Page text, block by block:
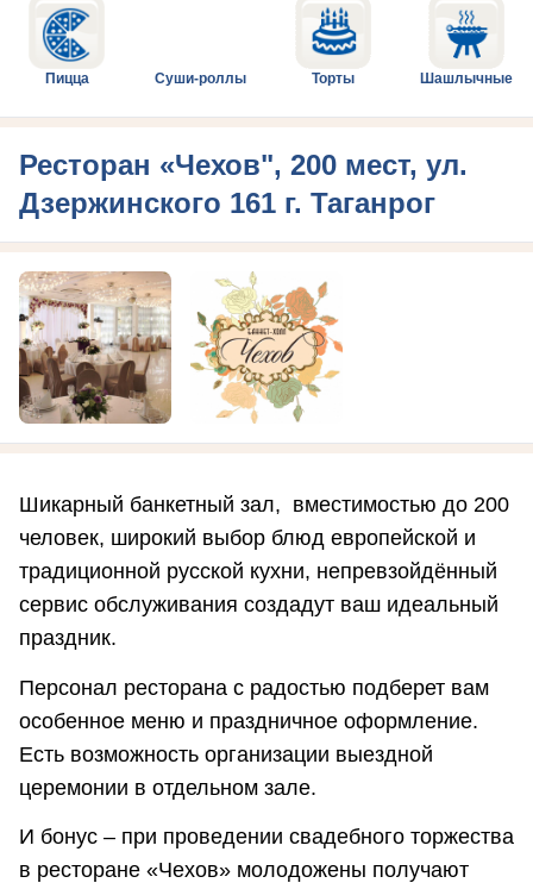
Пицца Суши-роллы Торты Шашлычные
Ресторан «Чехов", 200 мест, ул.
Дзержинского 161 г. Таганрог
Шикарный банкетный зал, вместимостью до 200
человек, широкий выбор блюд европейской и
традиционной русской кухни, непревзойдённый
сервис обслуживания создадут ваш идеальный
праздник.
Персонал ресторана с радостью подберет вам
особенное меню и праздничное оформление.
Есть возможность организации выездной
церемонии в отдельном зале.
И бонус – при проведении свадебного торжества
в ресторане «Чехов» молодожены получают